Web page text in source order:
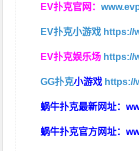
EV扑克官网：
EV扑克小游戏 https://
EV扑克娱乐场 https://
GG扑克小游戏 https://
蜗牛扑克最新网址：
蜗牛扑克官方网址：